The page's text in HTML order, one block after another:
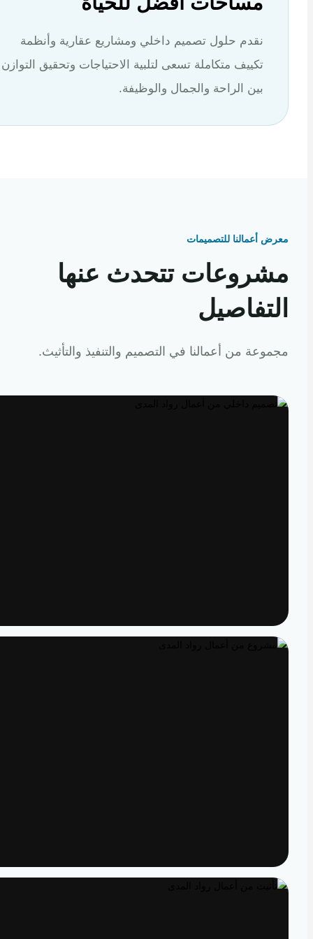
نقدم حلول تصميم داخلي ومشاريع عقارية وأنظمة
تكييف متكاملة تسعى لتلبية الاحتياجات وتحقيق التوازن
بين الراحة والجمال والوظيفة.
أعمالنا للتصميمات
تتحدث عنها
من أعمالنا في التصميم والتنفيذ والتأثيث.
تصميم داخلي